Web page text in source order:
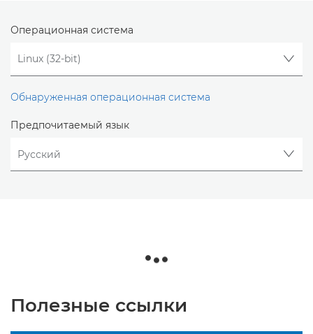
Операционная система
Обнаруженная операционная система
Предпочитаемый язык
Полезные ссылки